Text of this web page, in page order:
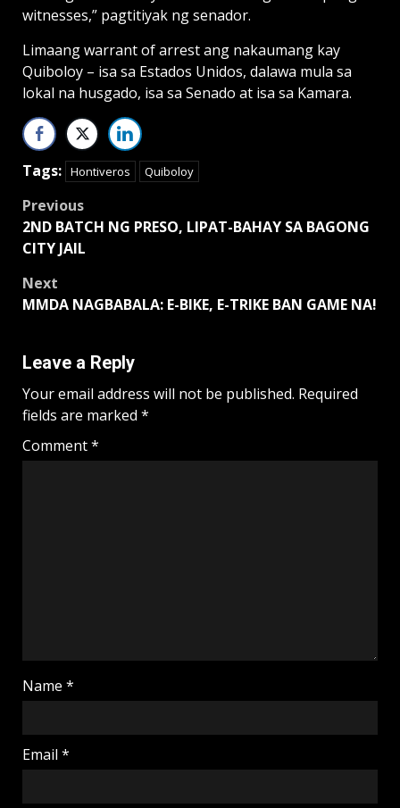
witnesses,” pagtitiyak ng senador.
Limaang warrant of arrest ang nakaumang kay
Quiboloy – isa sa Estados Unidos, dalawa mula sa
lokal na husgado, isa sa Senado at isa sa Kamara.
Tags: Hontiveros Quiboloy
Post
navigation
Previous
2ND BATCH NG PRESO, LIPAT-BAHAY SA BAGONG
CITY JAIL
Next
MMDA NAGBABALA: E-BIKE, E-TRIKE BAN GAME NA!
Leave a Reply
Your email address will not be published. Required
fields are marked *
Comment*
Name *
Email *